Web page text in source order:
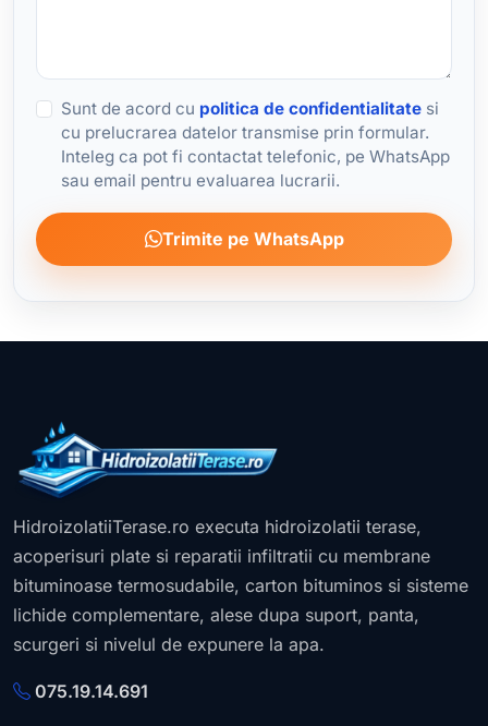
Sunt de acord cu politica de confidentialitatesi
cu prelucrarea datelor transmise prin formular.
Inteleg ca pot fi contactat telefonic, pe WhatsApp
sau email pentru evaluarea lucrarii.
Trimite pe WhatsApp
HidroizolatiiTerase.ro executa hidroizolatii terase,
acoperisuri plate si reparatii infiltratii cu membrane
bituminoase termosudabile, carton bituminos si sisteme
lichide complementare, alese dupa suport, panta,
scurgeri si nivelul de expunere la apa.
075.19.14.691